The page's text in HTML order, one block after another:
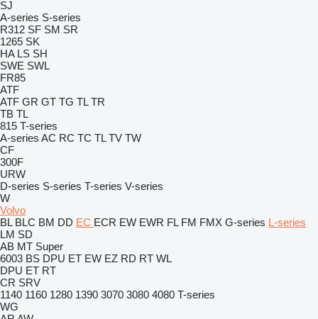
SJ
A-series S-series
R312 SF SM SR
1265 SK
HA LS SH
SWE SWL
FR85
ATF
ATF GR GT TG TL TR
TB TL
815 T-series
A-series AC RC TC TL TV TW
CF
300F
URW
D-series S-series T-series V-series
W
Volvo
BL BLC BM DD EC ECR EW EWR FL FM FMX G-series L-series
LM SD
AB MT Super
6003 BS DPU ET EW EZ RD RT WL
DPU ET RT
CR SRV
1140 1160 1280 1390 3070 3080 4080 T-series
WG